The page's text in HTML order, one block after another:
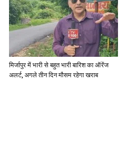
मिर्जापुर में भारी से बहुत भारी बारिश का ऑरेंज
अलर्ट, अगले तीन दिन मौसम रहेगा खराब